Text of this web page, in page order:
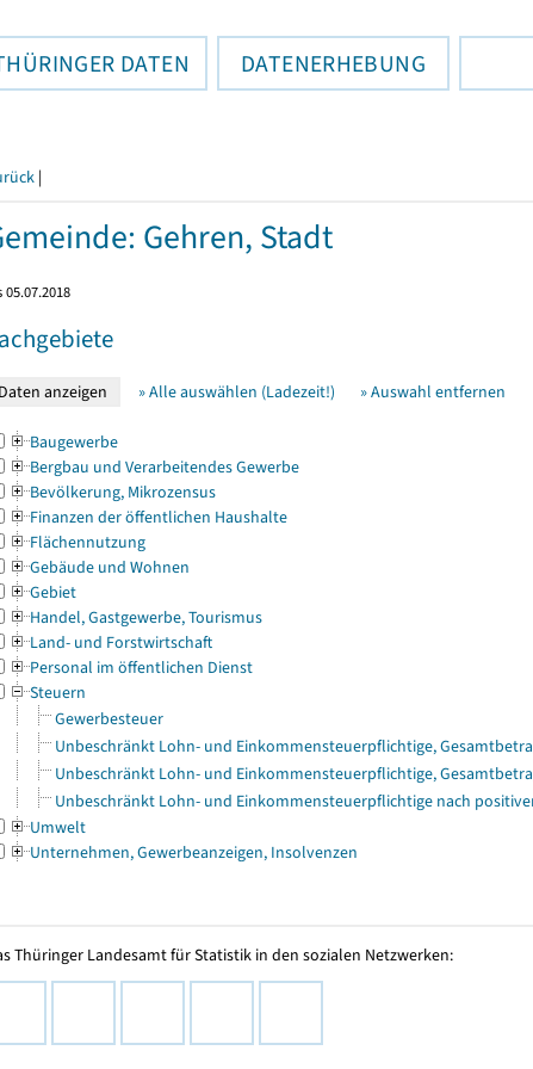
DATEN DATENERHEBUNG
|
Gehren, Stadt
05.07.2018
» Alle auswählen (Ladezeit!) » Auswahl entfernen
Baugewerbe
Bergbau und Verarbeitendes Gewerbe
Bevölkerung, Mikrozensus
Finanzen der öffentlichen Haushalte
Flächennutzung
Gebäude und Wohnen
Gebiet
Handel, Gastgewerbe, Tourismus
Land- und Forstwirtschaft
Personal im öffentlichen Dienst
Steuern
Gewerbesteuer
Unbeschränkt Lohn- und Einkommensteuerpflichtige,
Unbeschränkt Lohn- und Einkommensteuerpflichtige,
Unbeschränkt Lohn- und Einkommensteuerpflichtige nach
Umwelt
Unternehmen, Gewerbeanzeigen, Insolvenzen
Thüringer Landesamt für Statistik in den sozialen Netzwerken: